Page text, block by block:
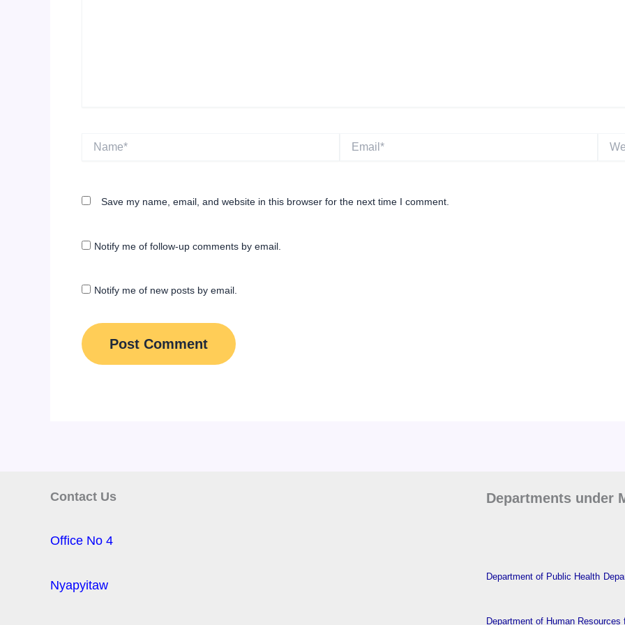
Save my name, email, and website in this browser for the next time I comment.
Notify me of follow-up comments by email.
Notify me of new posts by email.
Contact Us
Office No 4
Nyapyitaw
Departments under
Department of Public Health
Department of Human Resources